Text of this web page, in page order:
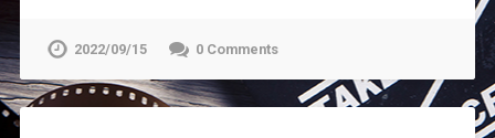
2022/09/15 0 Comments